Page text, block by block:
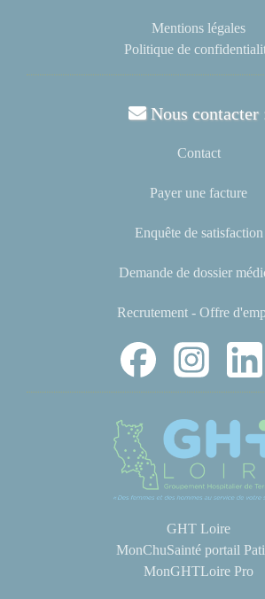
Mentions légales
Politique de
Nous contacter
Contact
Payer une facture
Enquête de satisfaction
Demande de dossier
Recrutement - Offre
GHT Loire
MonChuSainté portail
MonGHTLoire Pro